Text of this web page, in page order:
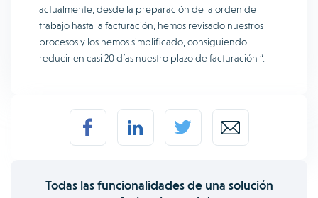
actualmente, desde la preparación de la orden de
trabajo hasta la facturación, hemos revisado nuestros
procesos y los hemos simplificado, consiguiendo
reducir en casi 20 días nuestro plazo de facturación “.
Todas las funcionalidades de una solución